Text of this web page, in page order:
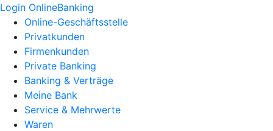
Login OnlineBanking
Online-Geschäftsstelle
Privatkunden
Firmenkunden
Private Banking
Banking & Verträge
Meine Bank
Service & Mehrwerte
Waren